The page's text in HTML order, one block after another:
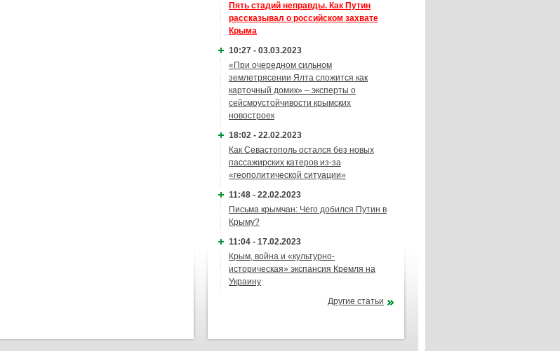
Пять стадий неправды. Как Путин
рассказывал о российском захвате
Крыма
10:27 - 03.03.2023
«При очередном сильном
землетрясении Ялта сложится как
карточный домик» – эксперты о
сейсмоустойчивости крымских
новостроек
18:02 - 22.02.2023
Как Севастополь остался без новых
пассажирских катеров из-за
«геополитической ситуации»
11:48 - 22.02.2023
Письма крымчан: Чего добился Путин в
Крыму?
11:04 - 17.02.2023
Крым, война и «культурно-
историческая» экспансия Кремля на
Украину
Другие статьи